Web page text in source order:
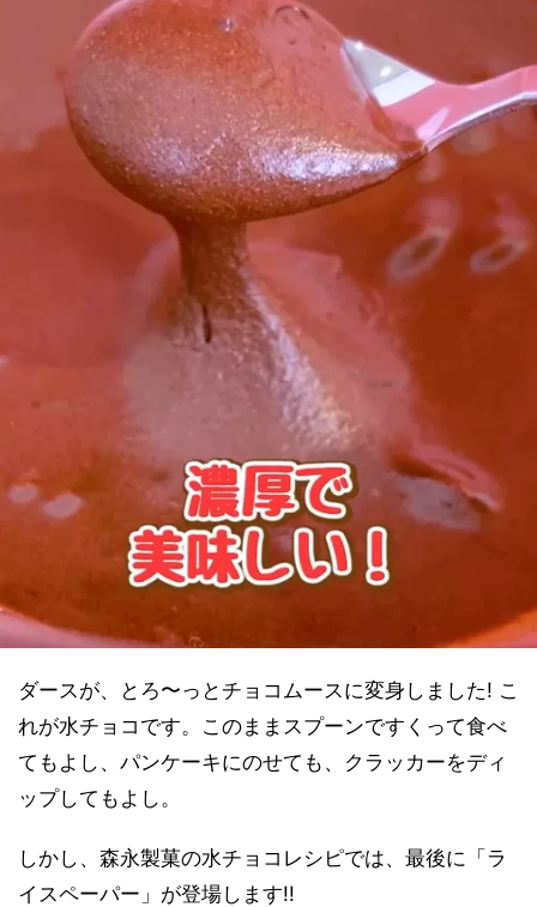
ダースが、とろ〜っとチョコムースに変身しました! こ
れが水チョコです。このままスプーンですくって食べ
てもよし、パンケーキにのせても、クラッカーをディ
ップしてもよし。
しかし、森永製菓の水チョコレシピでは、最後に「ラ
イスペーパー」が登場します!!